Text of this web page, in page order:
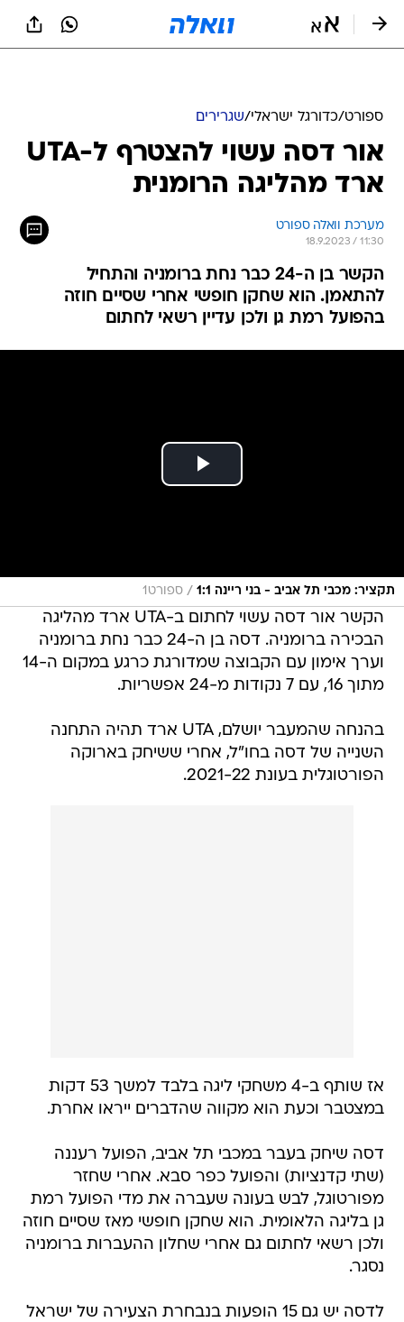
ספורט/כדורגל ישראלי/שגרירים
אור דסה עשוי להצטרף ל-UTA
ארד מהליגה הרומנית
מערכת וואלה ספורט
18.9.2023 / 11:30
הקשר בן ה-24 כבר נחת ברומניה והתחיל
להתאמן. הוא שחקן חופשי אחרי שסיים חוזה
בהפועל רמת גן ולכן עדיין רשאי לחתום
תקציר: מכבי תל אביב - בני ריינה 1:1 / ספורט1
הקשר אור דסה עשוי לחתום ב-UTA ארד מהליגה
הבכירה ברומניה. דסה בן ה-24 כבר נחת ברומניה
וערך אימון עם הקבוצה שמדורגת כרגע במקום ה-14
מתוך 16, עם 7 נקודות מ-24 אפשריות.
בהנחה שהמעבר יושלם, UTA ארד תהיה התחנה
השנייה של דסה בחו"ל, אחרי ששיחק בארוקה
הפורטוגלית בעונת 2021-22.
אז שותף ב-4 משחקי ליגה בלבד למשך 53 דקות
במצטבר וכעת הוא מקווה שהדברים ייראו אחרת.
דסה שיחק בעבר במכבי תל אביב, הפועל רעננה
(שתי קדנציות) והפועל כפר סבא. אחרי שחזר
מפורטוגל, לבש בעונה שעברה את מדי הפועל רמת
גן בליגה הלאומית. הוא שחקן חופשי מאז שסיים חוזה
ולכן רשאי לחתום גם אחרי שחלון ההעברות ברומניה
נסגר.
לדסה יש גם 15 הופעות בנבחרת הצעירה של ישראל